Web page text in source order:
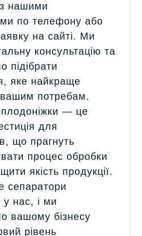
з нашими
по телефону або
на сайті. Ми
консультацію та
підібрати
яке найкраще
вашим потребам.
— це
для
що прагнуть
процес обробки
якість продукції.
сепаратори
у нас, і ми
вашому бізнесу
рівень